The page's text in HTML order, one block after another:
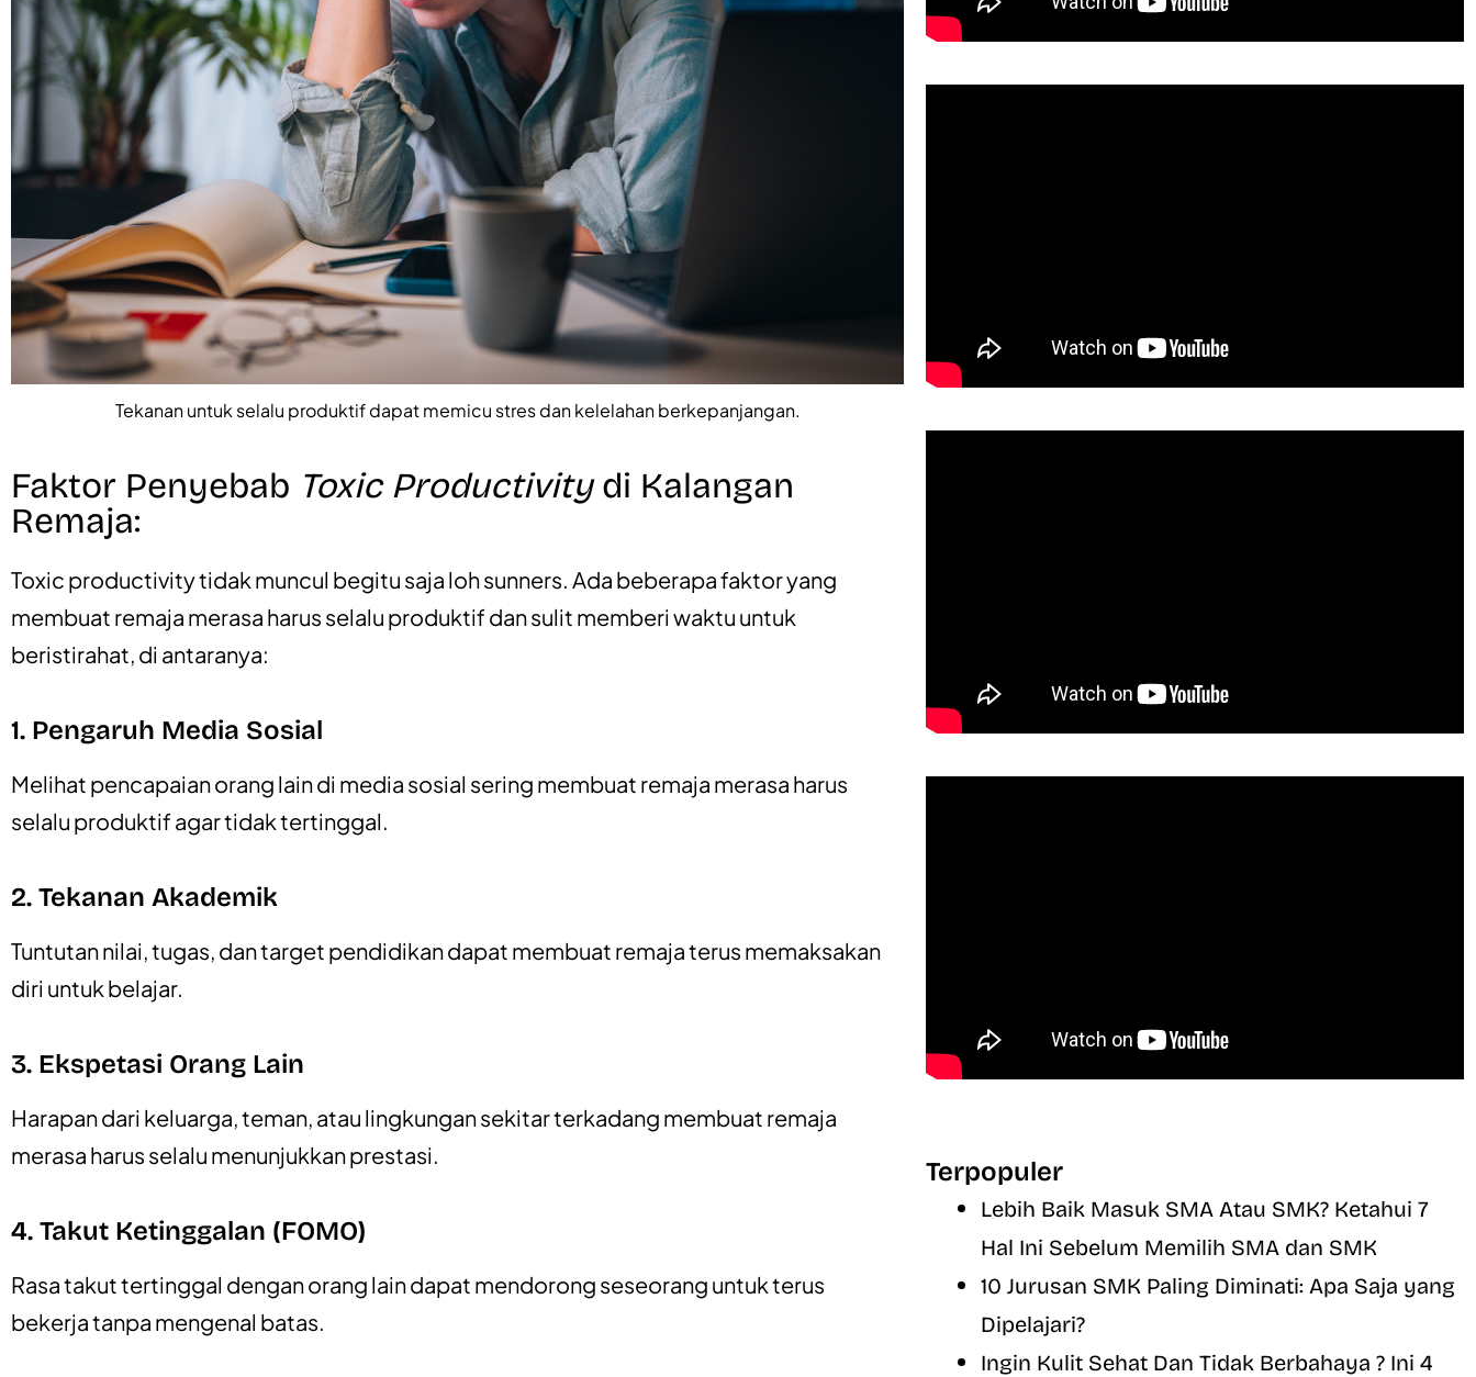
Tekanan untuk selalu produktif dapat memicu stres dan kelelahan berkepanjangan.
Faktor Penyebab Toxic Productivitydi Kalangan
Remaja:
Toxic productivity tidak muncul begitu saja loh sunners. Ada beberapa faktor yang
membuat remaja merasa harus selalu produktif dan sulit memberi waktu untuk
beristirahat, di antaranya:
1. Pengaruh Media Sosial
Melihat pencapaian orang lain di media sosial sering membuat remaja merasa harus
selalu produktif agar tidak tertinggal.
2. Tekanan Akademik
Tuntutan nilai, tugas, dan target pendidikan dapat membuat remaja terus memaksakan
diri untuk belajar.
3. Ekspetasi Orang Lain
Harapan dari keluarga, teman, atau lingkungan sekitar terkadang membuat remaja
merasa harus selalu menunjukkan prestasi.
4. Takut Ketinggalan (FOMO)
Rasa takut tertinggal dengan orang lain dapat mendorong seseorang untuk terus
bekerja tanpa mengenal batas.
Terpopuler
Lebih Baik Masuk SMA Atau SMK? Ketahui 7
Hal Ini Sebelum Memilih SMA dan SMK
10 Jurusan SMK Paling Diminati: Apa Saja yang
Dipelajari?
Ingin Kulit Sehat Dan Tidak Berbahaya ? Ini 4